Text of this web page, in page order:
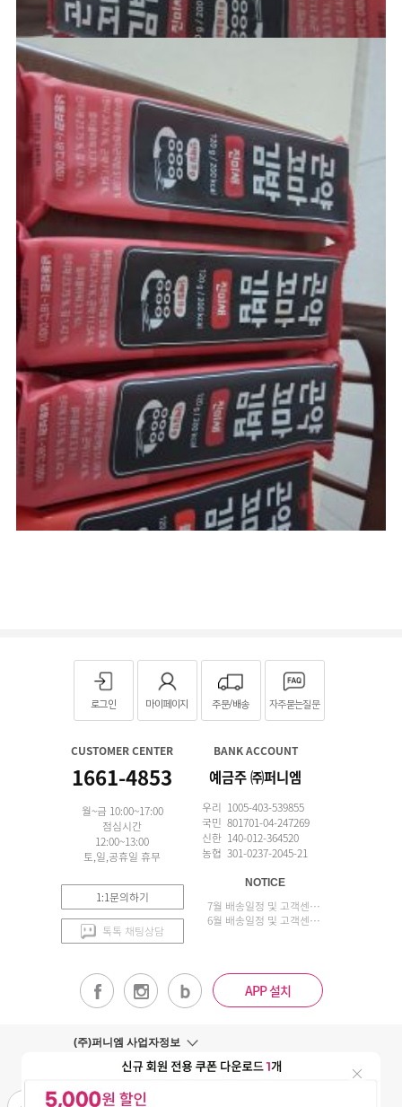
로그인 마이페이지 주문/배송 자주묻는질문
CUSTOMER CENTER
1661-4853
월~금 10:00~17:00
점심시간
12:00~13:00
토,일,공휴일 휴무
1:1문의하기
톡톡 채팅상담
BANK ACCOUNT
예금주 ㈜퍼니엠
우리 1005-403-539855
국민 801701-04-247269
신한 140-012-364520
농협 301-0237-2045-21
NOTICE
7월 배송일정 및 고객센터 업무 안내
6월 배송일정 및 고객센터 업무 안내
APP 설치
(주)퍼니엠 사업자정보